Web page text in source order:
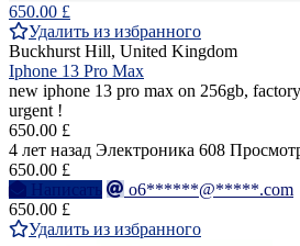
650.00 £
Удалить из избранного
Buckhurst Hill, United Kingdom
Iphone 13 Pro Max
new iphone 13 pro max on 256gb,
urgent !
650.00 £
4 лет назад Электроника 608
650.00 £
Написать
o6******@*****.com
650.00 £
Удалить из избранного